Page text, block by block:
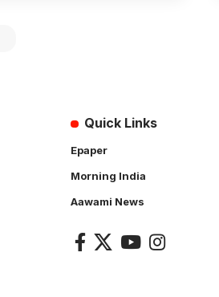
Quick Links
Epaper
Morning India
Aawami News